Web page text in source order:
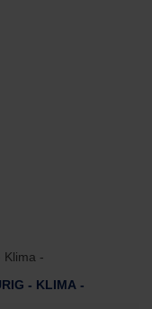
- KLIMA -